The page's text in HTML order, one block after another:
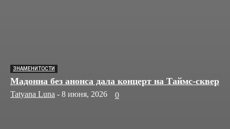
ЗНАМЕНИТОСТИ
Мадонна без анонса дала концерт на Таймс-сквер
Tatyana Luna - 8 июня, 2026 0